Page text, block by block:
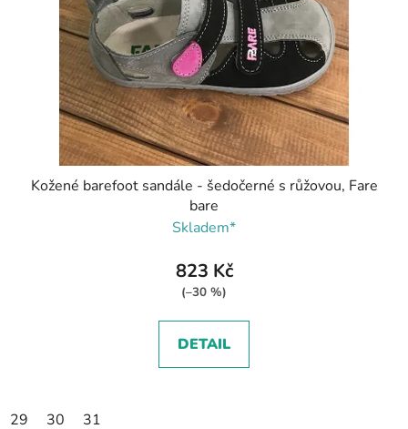
Kožené barefoot sandále - šedočerné s růžovou, Fare
bare
Skladem*
823 Kč
(–30 %)
DETAIL
29 30 31